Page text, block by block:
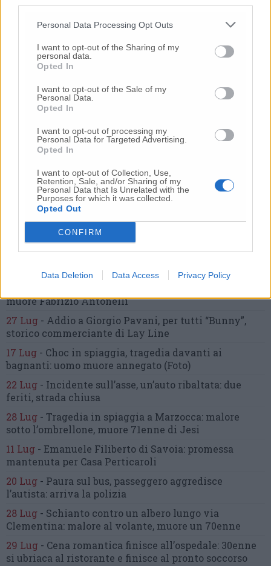
Personal Data Processing Opt Outs
I want to opt-out of the Sharing of my
personal data.
Opted In
I want to opt-out of the Sale of my
Personal Data.
Opted In
I want to opt-out of processing my
Personal Data for Targeted Advertising.
Opted In
I want to opt-out of Collection, Use,
Retention, Sale, and/or Sharing of my
Personal Data that Is Unrelated with the
Purposes for which it was collected.
Opted Out
CONFIRM
Data Deletion Data Access Privacy Policy
24 Lug-Bimbi costretti a colpirsi da solie lasciati al
orrore all’asilo, arrestate due educatrici
gravissimo un centauro in eliambulanza a Torrette
24 Lug-Maltrattamenti all’asilo, parla il sindaco:
«Notifica arrivata in mattinata,
sono andati lì»
-Fermato col taser,
inseguimento.Indagini in corso per accertare le
da un treno(Foto)
-Dà in escandescenze in spiaggia al Passetto.
Arrivano polizia ed Esercito
20 Lug-Cordoglio a Fabriano per la scomparsa
dell’architetto Bruno Rossi
21 Lug-Bomba d’acqua e grandine:strade come fiumi,
auto bloccate. Il bilancio complessivo
(Foto-Video)
muore Fabrizio Antonelli
27 Lug - Addio a Giorgio Pavani, per tutti “Bunny”,
storico commerciante di Lay Line
17 Lug - Choc in spiaggia, tragedia davanti ai
bagnanti:uomo muore annegato (Foto)
22 Lug - Incidente sull’asse, un’auto ribaltata: due
feriti, strada chiusa
28 Lug - Tragedia in spiaggia a Marzocca: malore
sotto l’ombrellone, muore 71enne di Jesi
11 Lug - Emanuele Filiberto di Savoia: promessa
mantenuta per Casa Perticaroli
20 Lug - Paura sul bus, passeggero aggredisce
l’autista: arriva la polizia
28 Lug - Schianto contro un albero lungo via
Clementina: malore al volante, muore un 70enne
29 Lug - Cena romantica finisce all’ospedale: 30enne
si ubriaca al ristorante e finisce al pronto soccorso